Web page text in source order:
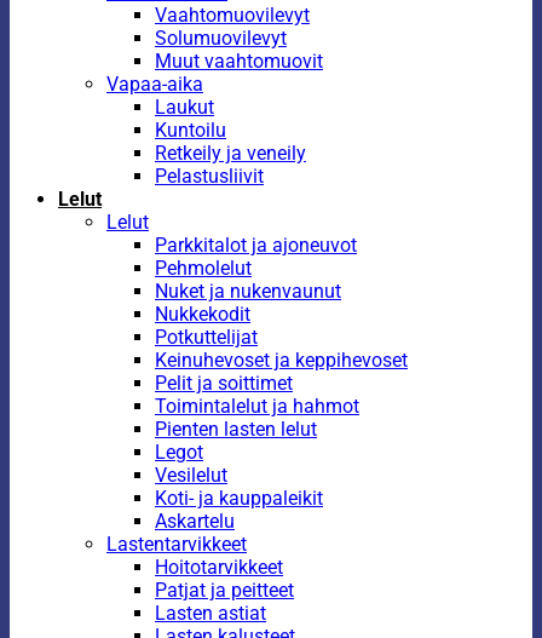
Vaahtomuovilevyt
Solumuovilevyt
Muut vaahtomuovit
Vapaa-aika
Laukut
Kuntoilu
Retkeily ja veneily
Pelastusliivit
Lelut
Lelut
Parkkitalot ja ajoneuvot
Pehmolelut
Nuket ja nukenvaunut
Nukkekodit
Potkuttelijat
Keinuhevoset ja keppihevoset
Pelit ja soittimet
Toimintalelut ja hahmot
Pienten lasten lelut
Legot
Vesilelut
Koti- ja kauppaleikit
Askartelu
Lastentarvikkeet
Hoitotarvikkeet
Patjat ja peitteet
Lasten astiat